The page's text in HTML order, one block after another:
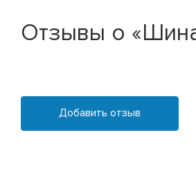
Отзывы о «Шина
Добавить отзыв